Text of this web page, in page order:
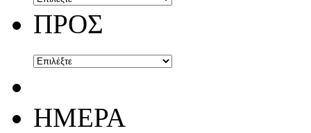
ΠΡΟΣ
ΗΜΕΡΑ